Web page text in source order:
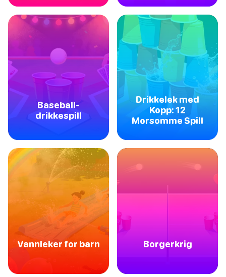
Baseball-
drikkespill
Drikkelek med
Kopp: 12
Morsomme Spill
Vannleker for barn Borgerkrig